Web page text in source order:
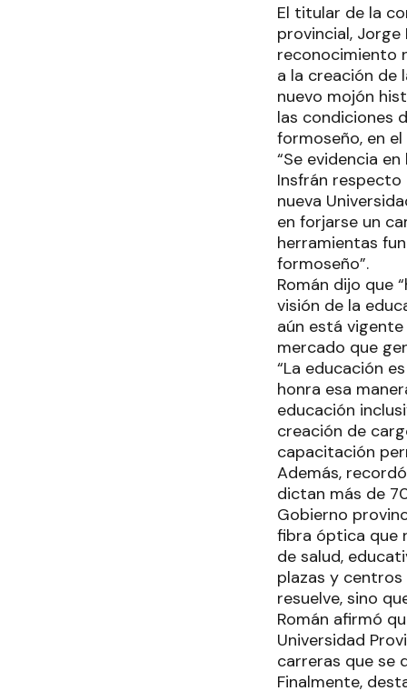
El titular de la
provincial,
reconocimiento
a la creación de
nuevo mojón
las condiciones
formoseño, en
“Se evidencia
Insfrán respecto
nueva
en forjarse un
herramientas
formoseño”.
Román dijo que
visión de la
aún está
mercado que
“La educación
honra esa
educación
creación de
capacitación
Además,
dictan más de
Gobierno
fibra óptica que
de salud,
plazas y
resuelve, sino
Román afirmó
Universidad
carreras que se
Finalmente,